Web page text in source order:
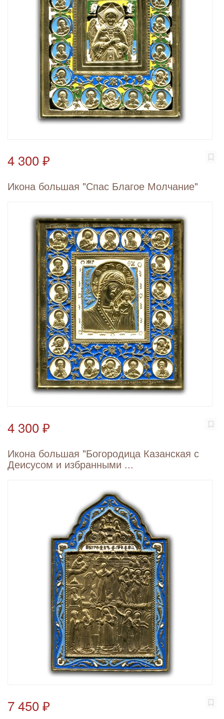
4 300 ₽
Икона большая "Спас Благое Молчание"
4 300 ₽
Икона большая "Богородица Казанская с
Деисусом и избранными ...
7 450 ₽